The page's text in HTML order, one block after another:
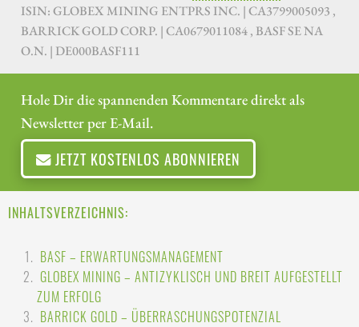
ISIN: GLOBEX MINING ENTPRS INC. | CA3799005093 ,
BARRICK GOLD CORP. | CA0679011084 , BASF SE NA
O.N. | DE000BASF111
Hole Dir die spannenden Kommentare direkt als
Newsletter per E-Mail.
JETZT KOSTENLOS ABONNIEREN
INHALTSVERZEICHNIS:
BASF – ERWARTUNGSMANAGEMENT
GLOBEX MINING – ANTIZYKLISCH UND BREIT AUFGESTELLT
ZUM ERFOLG
BARRICK GOLD – ÜBERRASCHUNGSPOTENZIAL